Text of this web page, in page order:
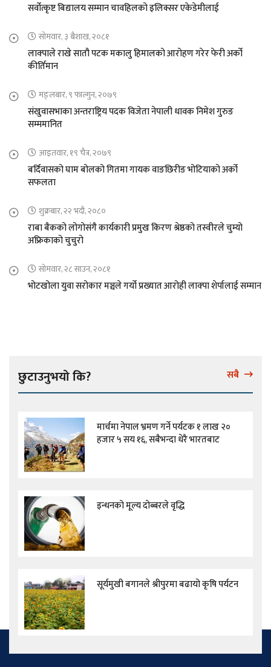
सर्वोत्कृष्ट बिद्यालय सम्मान चावहिलको इलिक्सर एकेडेमीलाई
सोमवार, ३ बैशाख, २०८१
लाक्पाले राखे सातौ पटक मकालु हिमालको आरोहण गरेर फेरी अर्को
कीर्तिमान
मङ्लबार, ९ फाल्गुन, २०७९
संखुवासभाका अन्तराष्ट्रिय पदक विजेता नेपाली धावक निमेश गुरुङ
सम्ममानित
आइतवार, १९ चैत्र, २०७९
बर्दिवासको घाम बोलको गितमा गायक वाङछिरीङ भोटियाको अर्को
सफलता
शुक्रबार, २२ भदौ, २०८०
राबा बैकको लोगोसंगै कार्यकारी प्रमुख किरण श्रेष्ठको तस्वीरले चुम्यो
अफ्रिकाको चुचुरो
सोमवार, २८ साउन, २०८१
भोटखोला युवा सरोकार मञ्चले गर्यो प्रख्यात आरोही लाक्पा शेर्पालाई सम्मान
छुटाउनुभयो कि? सबै
मार्चमा नेपाल भ्रमण गर्ने पर्यटक १ लाख २०
हजार ५ सय १६, सबैभन्दा धेरै भारतबाट
इन्धनको मूल्य दोब्बरले वृद्धि
सूर्यमुखी बगानले श्रीपुरमा बढायो कृषि पर्यटन